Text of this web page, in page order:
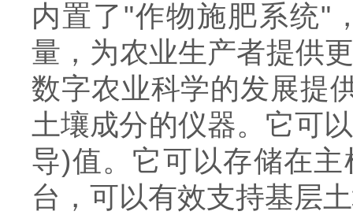
内置了"作物施肥系统"
量，为农业生产者提供
数字农业科学的发展提
土壤成分的仪器。它可
导)值。它可以存储在
台，可以有效支持基层